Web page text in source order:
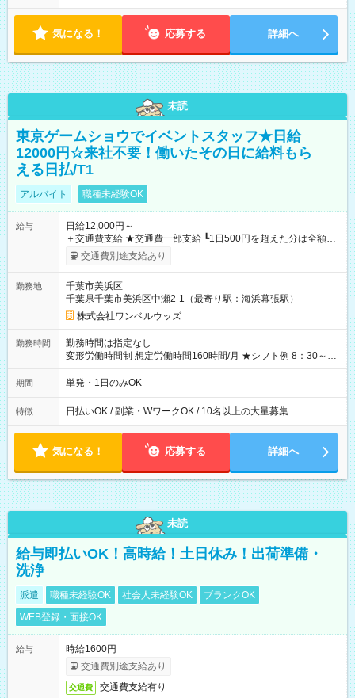
気になる！ 応募する 詳細へ
未読
東京ゲームショウでイベントスタッフ★日給
12000円☆来社不要！働いたその日に給料もら
える日払/T1
アルバイト 職種未経験OK
給与
日給12,000円～
＋交通費支給 ★交通費一部支給 ┗1日500円を超えた分は全額支
給！ ※往復500円以内の方は自己負担となります ★日払いOK！
（規定あり） ┗働いたその日に現金GET♪ お仕事後はコンビニ
なし
交通費別途支給あり
勤務地
千葉市美浜区
千葉県千葉市美浜区中瀬2-1（最寄り駅：海浜幕張駅）
株式会社ワンベルウッズ
勤務時間
勤務時間は指定なし
変形労働時間制 想定労働時間160時間/月 ★シフト例 8：30～
19：00
期間 単発・1日のみOK
特徴 日払いOK / 副業・WワークOK / 10名以上の大量募集
気になる！ 応募する 詳細へ
未読
給与即払いOK！高時給！土日休み！出荷準備・
洗浄
派遣 職種未経験OK 社会人未経験OK
ブランクOK
WEB登録・面接OK
給与
時給1600円
交通費別途支給あり
交通費 交通費支給有り